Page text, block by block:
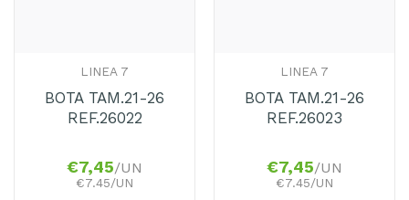
LINEA 7
BOTA TAM.21-26
REF.26022
€7,45/UN
€7.45/UN
LINEA 7
BOTA TAM.21-26
REF.26023
€7,45/UN
€7.45/UN